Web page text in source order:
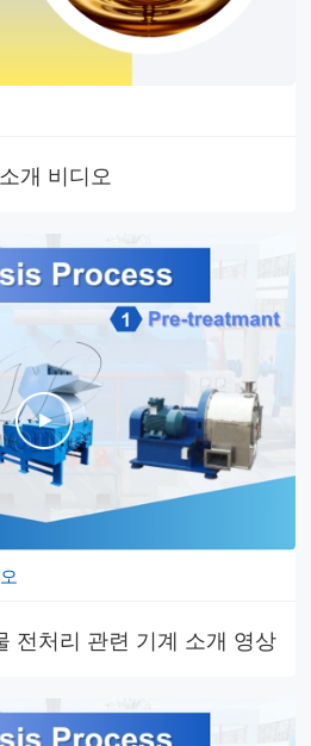
개 비디오
전처리 관련 기계 소개 영상